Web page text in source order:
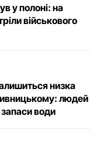
у полоні: на
військового
низка
людей
води